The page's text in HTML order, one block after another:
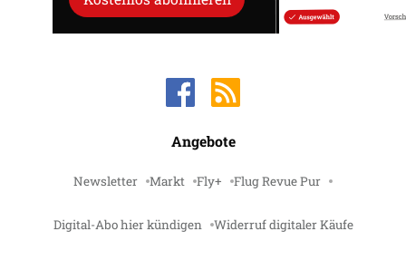
Angebote
Newsletter Markt Fly+ Flug Revue Pur
Digital-Abo hier kündigen Widerruf digitaler Käufe